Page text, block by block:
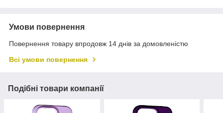
Умови повернення
Повернення товару впродовж 14 днів за домовленістю
Всі умови повернення
Подібні товари компанії